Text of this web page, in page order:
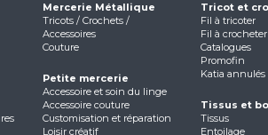
Mercerie Métallique
Tricots / Crochets /
Accessoires
Couture
Petite mercerie
Accessoire et soin du linge
Accessoire couture
Customisation et réparation
Loisir créatif
Tricot et
Fil à tricoter
Fil à crocheter
Catalogues
Promofin
Katia annulés
Tissus et
Tissus
Entoilage